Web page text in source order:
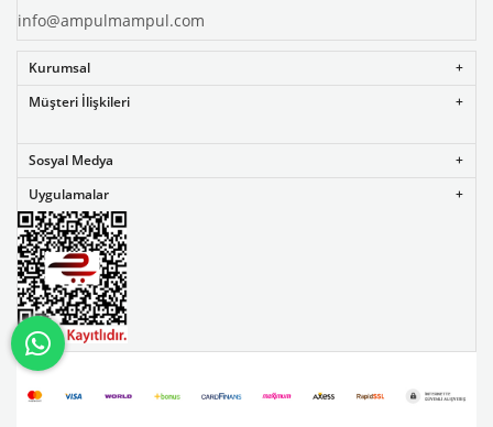
info@ampulmampul.com
Kurumsal
Müşteri İlişkileri
Sosyal Medya
Uygulamalar